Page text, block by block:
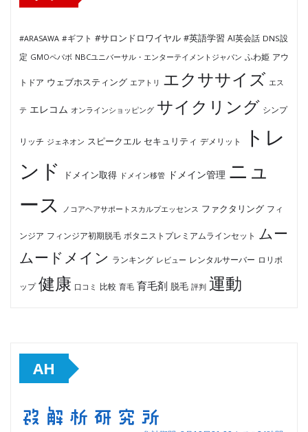
#ARASAWA #ギフト #サロンドロワイヤル #英語学習 AI英会話 DNS設
定 GMOペパボ NBCユニバーサル・エンターテイメントジャパン ふわ姫 アウ
トドア ウェブホスティング エアトリ エクササイズ エス
テ エレコム オンラインショッピング サイクリング シンプ
リッチ ジェネオン スピークエル セキュリティ デメリット
トレ
ンド
ドメイン取得 ドメイン移管 ドメイン管理 ニュ
ース
ノコアヘアサポートスカルプエッセンス ファクタリング フィ
ンジア フィンジア初期脱毛 ボタニストプレミアムラインセット ムー
ムードメイン ランキング レビュー レンタルサーバー ロリポ
ップ 健康 口コミ 比較 育毛 育毛剤 脱毛 評判 運動
AH